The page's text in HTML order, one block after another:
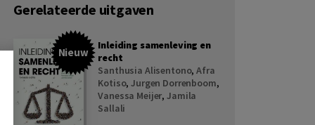
Gerelateerde uitgaven
Nieuw
Inleiding samenleving en
recht
Santhusia Alisentono,Afra
Kotiso,Jurgen Dorrenboom,
Vanessa Meijer,Jamila
Sallali